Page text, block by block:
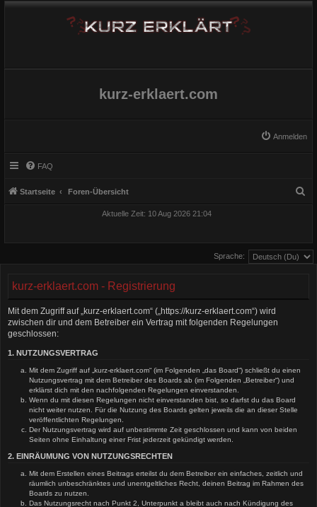
kurz-erklaert.com
Anmelden
FAQ
Startseite Foren-Übersicht
e
Aktuelle Zeit: 10 Aug 2026 21:04
Sprache:
kurz-erklaert.com - Registrierung
Mit dem Zugriff auf „kurz-erklaert.com“ („https://kurz-erklaert.com“) wird
zwischen dir und dem Betreiber ein Vertrag mit folgenden Regelungen
geschlossen:
1. NUTZUNGSVERTRAG
Mit dem Zugriff auf „kurz-erklaert.com“ (im Folgenden „das Board“) schließt du einen
Nutzungsvertrag mit dem Betreiber des Boards ab (im Folgenden „Betreiber“) und
erklärst dich mit den nachfolgenden Regelungen einverstanden.
Wenn du mit diesen Regelungen nicht einverstanden bist, so darfst du das Board
nicht weiter nutzen. Für die Nutzung des Boards gelten jeweils die an dieser Stelle
veröffentlichten Regelungen.
Der Nutzungsvertrag wird auf unbestimmte Zeit geschlossen und kann von beiden
Seiten ohne Einhaltung einer Frist jederzeit gekündigt werden.
2. EINRÄUMUNG VON NUTZUNGSRECHTEN
Mit dem Erstellen eines Beitrags erteilst du dem Betreiber ein einfaches, zeitlich und
räumlich unbeschränktes und unentgeltliches Recht, deinen Beitrag im Rahmen des
Boards zu nutzen.
Das Nutzungsrecht nach Punkt 2, Unterpunkt a bleibt auch nach Kündigung des